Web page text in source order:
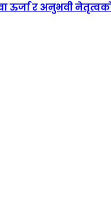
ऊर्जा र अनुभवी